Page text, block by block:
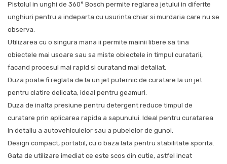
Pistolul in unghi de 360° Bosch permite reglarea jetului in diferite
unghiuri pentru a indeparta cu usurinta chiar si murdaria care nu se
observa.
Utilizarea cu o singura mana ii permite mainii libere sa tina
obiectele mai usoare sau sa miste obiectele in timpul curatarii,
facand procesul mai rapid si curatand mai detaliat.
Duza poate fi reglata de la un jet puternic de curatare la un jet
pentru clatire delicata, ideal pentru geamuri.
Duza de inalta presiune pentru detergent reduce timpul de
curatare prin aplicarea rapida a sapunului. Ideal pentru curatarea
in detaliu a autovehiculelor sau a pubelelor de gunoi.
Design compact, portabil, cu o baza lata pentru stabilitate sporita.
Gata de utilizare imediat ce este scos din cutie, astfel incat